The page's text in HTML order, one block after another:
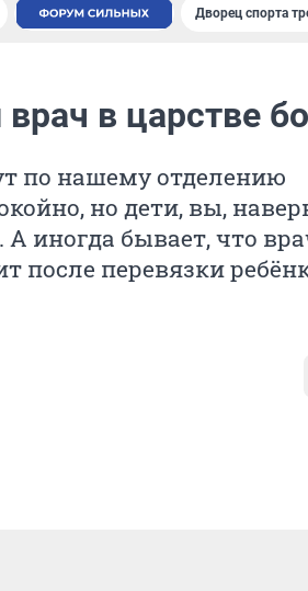
Дворец спорта
в царстве
по нашему отделению
но дети, вы,
иногда бывает, что
перевязки